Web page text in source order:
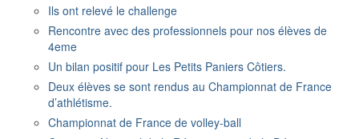
Ils ont relevé le challenge
Rencontre avec des professionnels pour nos élèves de
4eme
Un bilan positif pour Les Petits Paniers Côtiers.
Deux élèves se sont rendus au Championnat de France
d’athlétisme.
Championnat de France de volley-ball